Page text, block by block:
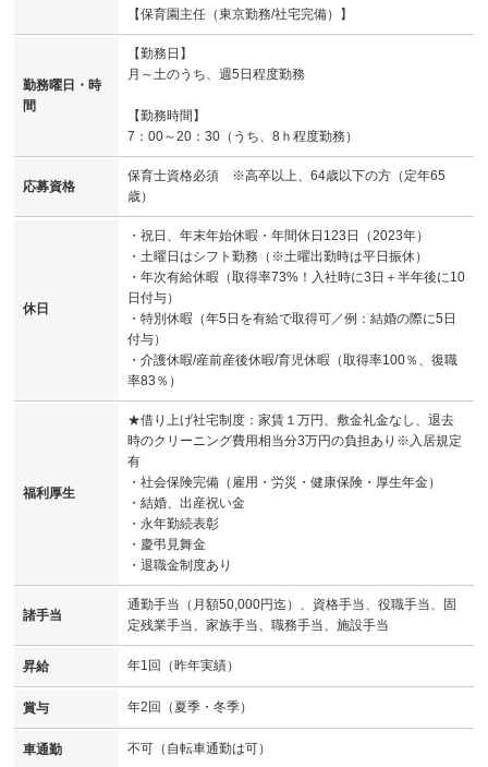
【保育園主任（東京勤務/社宅完備）】
勤務曜日・時
間
【勤務日】
月～土のうち、週5日程度勤務
【勤務時間】
7：00～20：30（うち、8ｈ程度勤務）
応募資格
保育士資格必須 ※高卒以上、64歳以下の方（定年65
歳）
休日
・祝日、年末年始休暇・年間休日123日（2023年）
・土曜日はシフト勤務（※土曜出勤時は平日振休）
・年次有給休暇（取得率73%！入社時に3日＋半年後に10
日付与）
・特別休暇（年5日を有給で取得可／例：結婚の際に5日
付与）
・介護休暇/産前産後休暇/育児休暇（取得率100％、復職
率83％）
福利厚生
★借り上げ社宅制度：家賃１万円、敷金礼金なし、退去
時のクリーニング費用相当分3万円の負担あり※入居規定
有
・社会保険完備（雇用・労災・健康保険・厚生年金）
・結婚、出産祝い金
・永年勤続表彰
・慶弔見舞金
・退職金制度あり
諸手当
通勤手当（月額50,000円迄）、資格手当、役職手当、固
定残業手当、家族手当、職務手当、施設手当
昇給 年1回（昨年実績）
賞与 年2回（夏季・冬季）
車通勤 不可（自転車通勤は可）